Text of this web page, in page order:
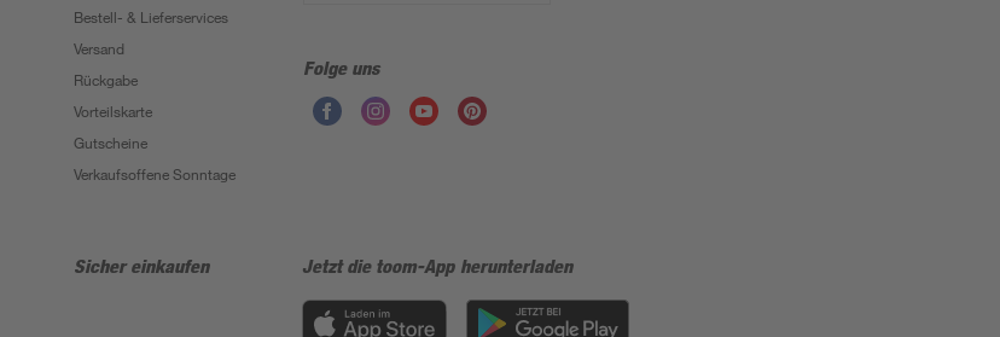
Bestell- & Lieferservices
Versand
Rückgabe
Vorteilskarte
Gutscheine
Verkaufsoffene Sonntage
Folge uns
Sicher einkaufen Jetzt die toom-App herunterladen